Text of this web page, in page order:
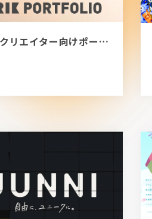
[PR]クリエイター向けポートフォリオツール｜BRIK PORTFOLIO